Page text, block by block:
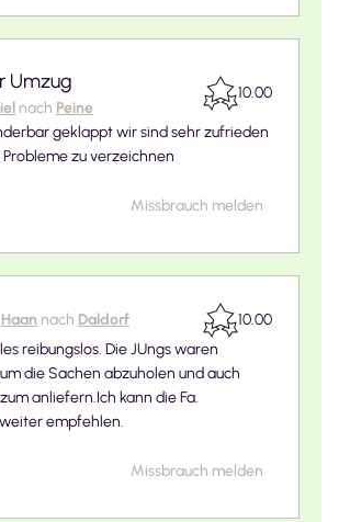
Umzug
nach Peine
10.00
geklappt wir sind sehr zufrieden
Probleme zu verzeichnen
Missbrauch melden
Haan nach Daldorf
10.00
reibungslos. Die JUngs waren
die Sachen abzuholen und auch
anliefern.Ich kann die Fa.
empfehlen.
Missbrauch melden